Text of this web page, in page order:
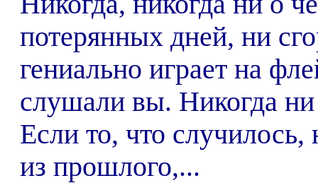
потерянных дней, ни
гениально играет на
слушали вы. Никогда
Если то, что случилось,
из прошлого,...